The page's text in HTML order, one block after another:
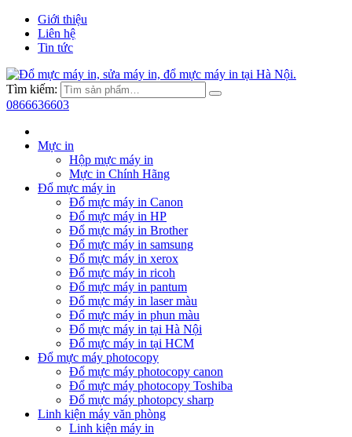
Giới thiệu
Liên hệ
Tin tức
Tìm kiếm:
0866636603
Mực in
Hộp mực máy in
Mực in Chính Hãng
Đổ mực máy in
Đổ mực máy in Canon
Đổ mực máy in HP
Đổ mực máy in Brother
Đổ mực máy in samsung
Đổ mực máy in xerox
Đổ mực máy in ricoh
Đổ mực máy in pantum
Đổ mực máy in laser màu
Đổ mực máy in phun màu
Đổ mực máy in tại Hà Nội
Đổ mực máy in tại HCM
Đổ mực máy photocopy
Đổ mực máy photocopy canon
Đổ mực máy photocopy Toshiba
Đổ mực máy photopcy sharp
Linh kiện máy văn phòng
Linh kiện máy in